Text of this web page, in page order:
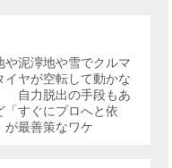
や泥濘地や雪でクルマ
イヤが空転して動かな
自力脱出の手段もあ
「すぐにプロへと依
が最善策なワケ